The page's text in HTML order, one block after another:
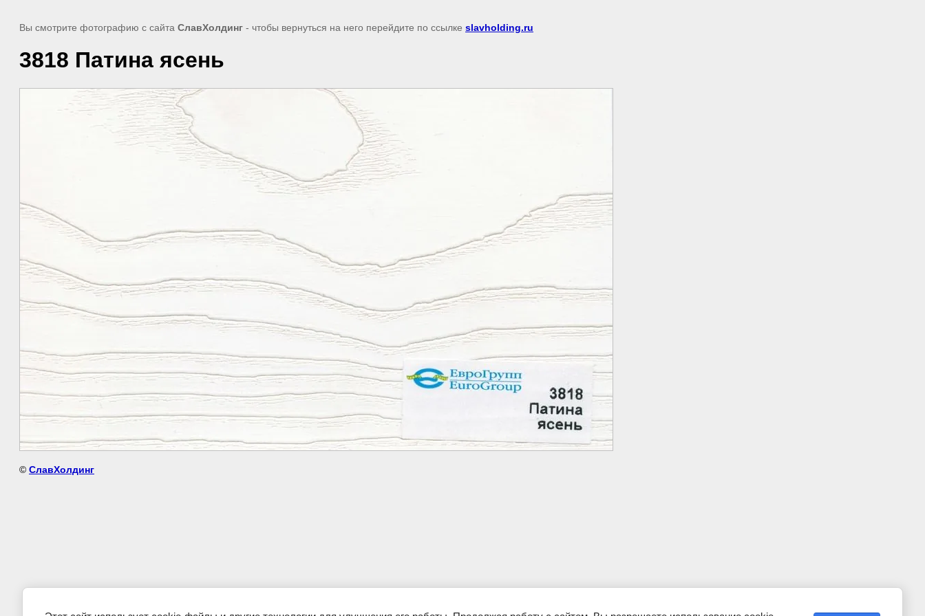
Вы смотрите фотографию с сайта СлавХолдинг - чтобы вернуться на него перейдите по ссылке slavholding.ru
3818 Патина ясень
© СлавХолдинг